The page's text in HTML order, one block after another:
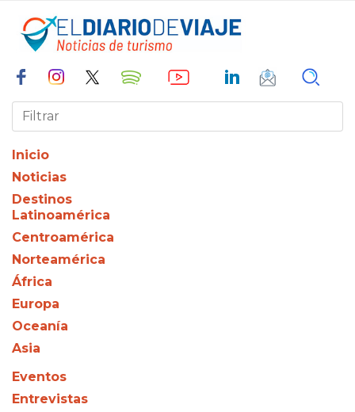
Inicio
Noticias
Destinos
Latinoamérica
Centroamérica
Norteamérica
África
Europa
Oceanía
Asia
Eventos
Entrevistas